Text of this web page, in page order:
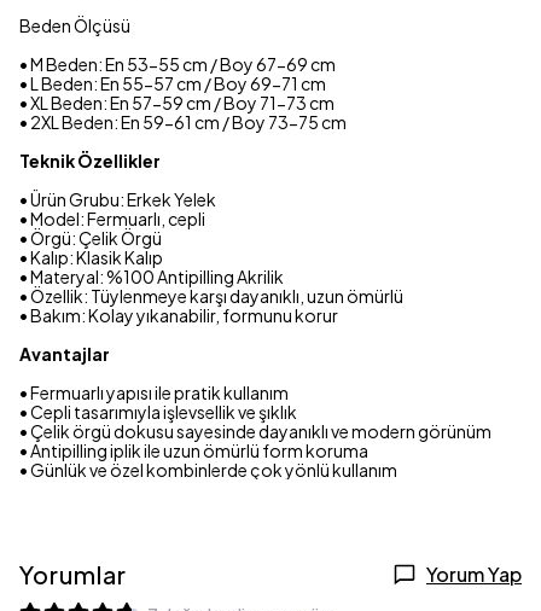
Beden Ölçüsü
• M Beden: En 53-55 cm / Boy 67-69 cm
• L Beden: En 55-57 cm / Boy 69-71 cm
• XL Beden: En 57-59 cm / Boy 71-73 cm
• 2XL Beden: En 59-61 cm / Boy 73-75 cm
Teknik Özellikler
• Ürün Grubu: Erkek Yelek
• Model: Fermuarlı, cepli
• Örgü: Çelik Örgü
• Kalıp: Klasik Kalıp
• Materyal: %100 Antipilling Akrilik
• Özellik: Tüylenmeye karşı dayanıklı, uzun ömürlü
• Bakım: Kolay yıkanabilir, formunu korur
Avantajlar
• Fermuarlı yapısı ile pratik kullanım
• Cepli tasarımıyla işlevsellik ve şıklık
• Çelik örgü dokusu sayesinde dayanıklı ve modern görünüm
• Antipilling iplik ile uzun ömürlü form koruma
• Günlük ve özel kombinlerde çok yönlü kullanım
Yorumlar Yorum Yap